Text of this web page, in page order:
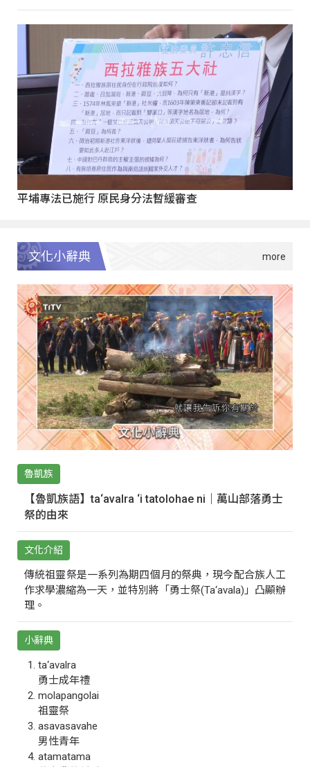
平埔專法已施行 原民身分法暫緩審查
文化小辭典
魯凱族
【魯凱族語】ta‘avalra ‘i tatolohae ni｜萬山部落勇士
祭的由來
文化介紹
傳統祖靈祭是一系列為期四個月的祭典，現今配合族人工
作求學濃縮為一天，並特別將「勇士祭(Ta‘avala)」凸顯辦
理。
小辭典
ta‘avalra
勇士成年禮
molapangolai
祖靈祭
asavasavahe
男性青年
atamatama